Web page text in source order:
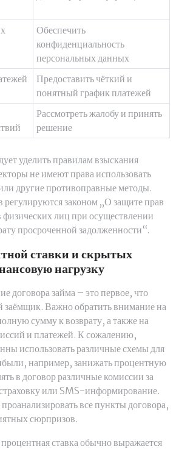
Обеспечить
конфиденциальность
персональных данных
Предоставить чёткий и
понятный график платежей
Рассмотреть жалобу и принять
решение
уделить правилам взыскания
не имеют права использовать
другие противоправные методы.
регулируются законом „О защите прав
физических лиц при осуществлении
просроченной задолженности“.
ставки и скрытых
нагрузку
договора займа – это первое, что
заёмщик. Важно обратить внимание на
сумму к возврату, а также на
и платежей. К сожалению,
использовать различные схемы для
например, занижать процентную
в договор различные комиссии за
или SMS-информирование.
все пункты договора,
сюрпризов.
ставка обычно выражается